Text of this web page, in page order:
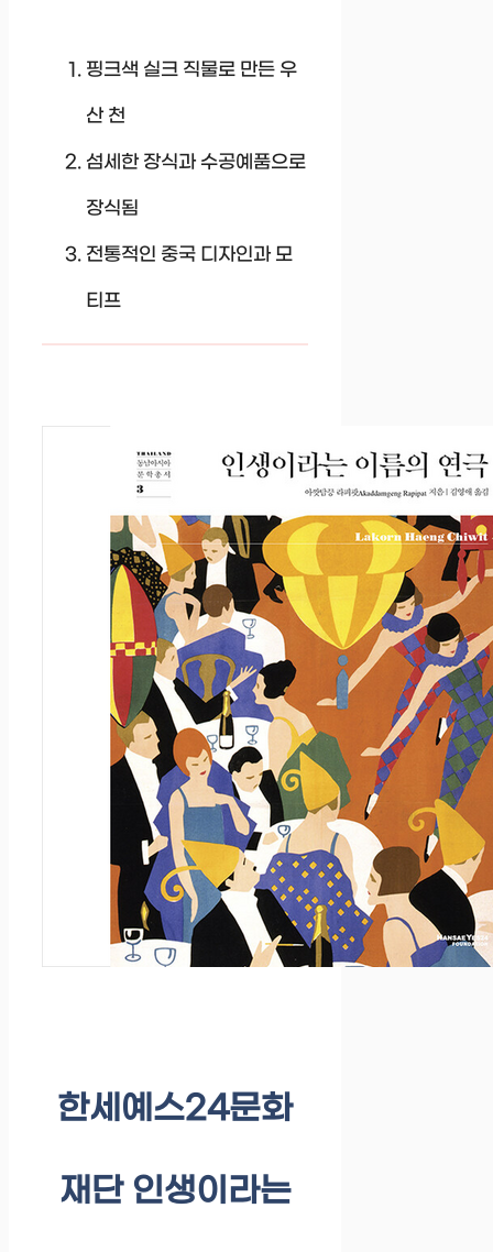
핑크색 실크 직물로 만든 우
산 천
섬세한 장식과 수공예품으로
장식됨
전통적인 중국 디자인과 모
티프
한세예스24문화
재단 인생이라는